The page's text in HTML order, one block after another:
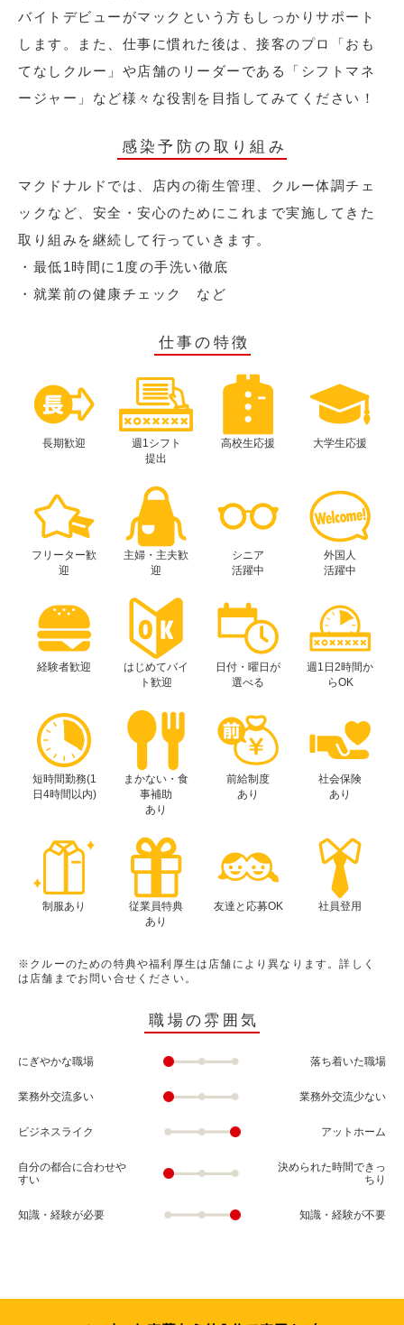
バイトデビューがマックという方もしっかりサポート
します。また、仕事に慣れた後は、接客のプロ「おも
てなしクルー」や店舗のリーダーである「シフトマネ
ージャー」など様々な役割を目指してみてください！
感染予防の取り組み
マクドナルドでは、店内の衛生管理、クルー体調チェ
ックなど、安全・安心のためにこれまで実施してきた
取り組みを継続して行っていきます。
・最低1時間に1度の手洗い徹底
・就業前の健康チェック など
仕事の特徴
長期歓迎
週1シフト
提出
高校生応援 大学生応援
フリーター歓
迎
主婦・主夫歓
迎
シニア
活躍中
外国人
活躍中
経験者歓迎
はじめてバイ
ト歓迎
日付・曜日が
選べる
週1日2時間か
らOK
短時間勤務(1
日4時間以内)
まかない・食
事補助
あり
前給制度
あり
社会保険
あり
制服あり
従業員特典
あり
友達と応募OK 社員登用
※クルーのための特典や福利厚生は店舗により異なります。詳しく
は店舗までお問い合せください。
職場の雰囲気
にぎやかな職場 落ち着いた職場
業務外交流多い 業務外交流少ない
ビジネスライク アットホーム
自分の都合に合わせや
すい
決められた時間できっ
ちり
知識・経験が必要 知識・経験が不要